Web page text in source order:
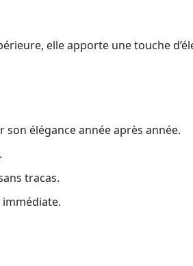
elle apporte une touche
élégance année après année.
tracas.